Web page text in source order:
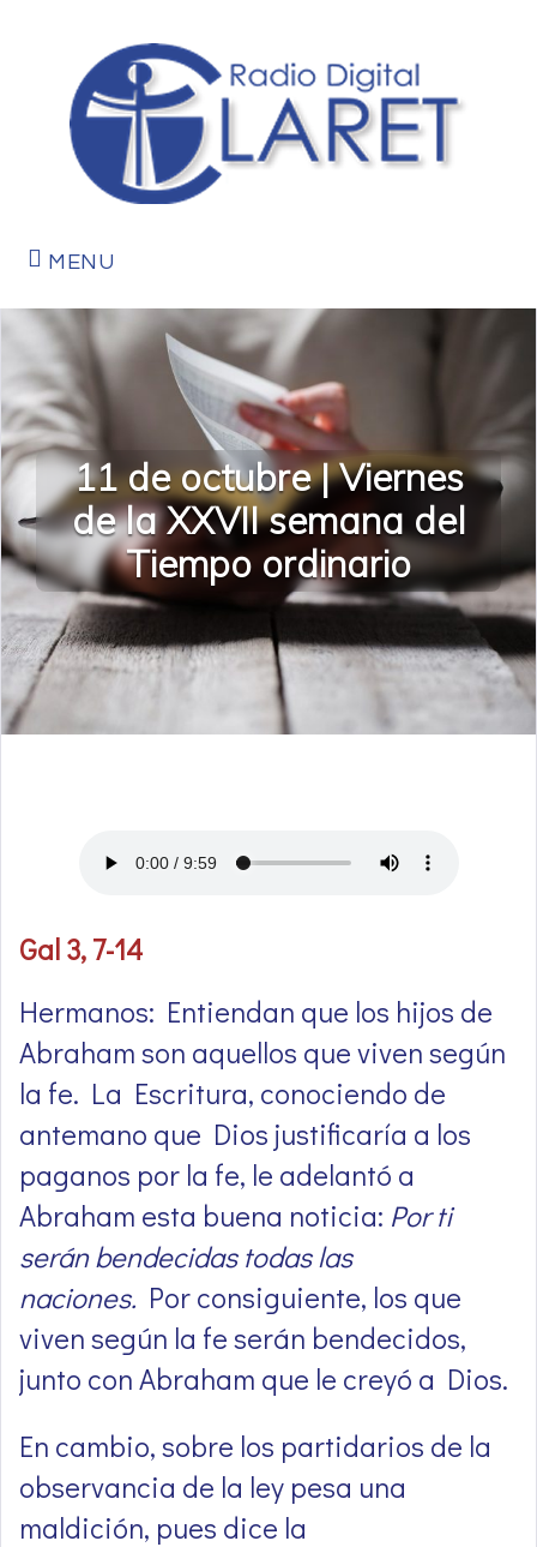
MENU
11 de octubre | Viernes
de la XXVII semana del
Tiempo ordinario
Gal 3, 7-14
Hermanos: Entiendan que los hijos de
Abraham son aquellos que viven según
la fe. La Escritura, conociendo de
antemano que Dios justificaría a los
paganos por la fe, le adelantó a
Abraham esta buena noticia: Por ti
serán bendecidas todas las
naciones. Por consiguiente, los que
viven según la fe serán bendecidos,
junto con Abraham que le creyó a Dios.
En cambio, sobre los partidarios de la
observancia de la ley pesa una
maldición, pues dice la